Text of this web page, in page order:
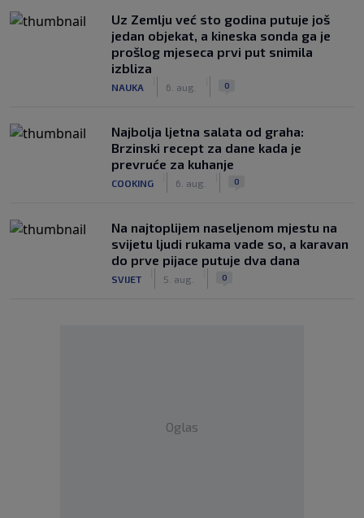
Uz Zemlju već sto godina putuje još
jedan objekat, a kineska sonda ga je
prošlog mjeseca prvi put snimila
izbliza
NAUKA 6. aug. 0
Najbolja ljetna salata od graha:
Brzinski recept za dane kada je
prevruće za kuhanje
COOKING 6. aug. 0
Na najtoplijem naseljenom mjestu na
svijetu ljudi rukama vade so, a karavan
do prve pijace putuje dva dana
SVIJET 5. aug. 0
Oglas